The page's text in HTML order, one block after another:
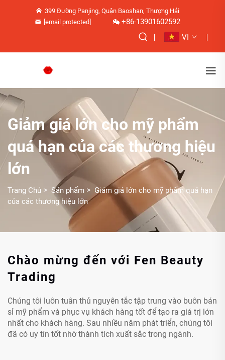
399 Đường Panjing, Quận Baoshan, Thượng Hải
[email protected]
+86-13901602592
VI
Giảm giá lớn cho mỹ phẩm
quá hạn của các thương hiệu
lớn
Trang Chủ > Sản phẩm > Giảm giá lớn cho mỹ phẩm quá hạn
của các thương hiệu lớn
Chào mừng đến với Fen Beauty
Trading
Chúng tôi luôn tuân thủ nguyên tắc tập trung vào buôn bán
sỉ mỹ phẩm và phục vụ khách hàng tốt để tạo ra giá trị lớn
nhất cho khách hàng. Sau nhiều năm phát triển, chúng tôi
đã có uy tín tốt nhờ thành tích xuất sắc trong ngành.